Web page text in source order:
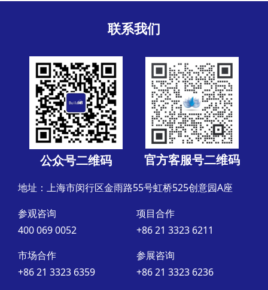
联系我们
公众号二维码 官方客服号二维码
地址：上海市闵行区金雨路55号虹桥525创意园A座
参观咨询
400 069 0052
项目合作
+86 21 3323 6211
市场合作
+86 21 3323 6359
参展咨询
+86 21 3323 6236